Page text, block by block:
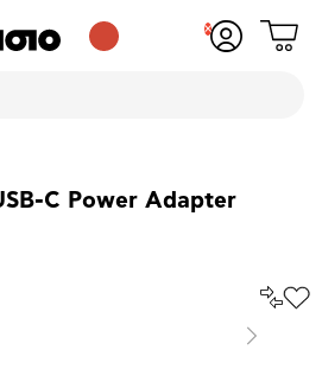
Δες
C Power Adapter
Επόμενο